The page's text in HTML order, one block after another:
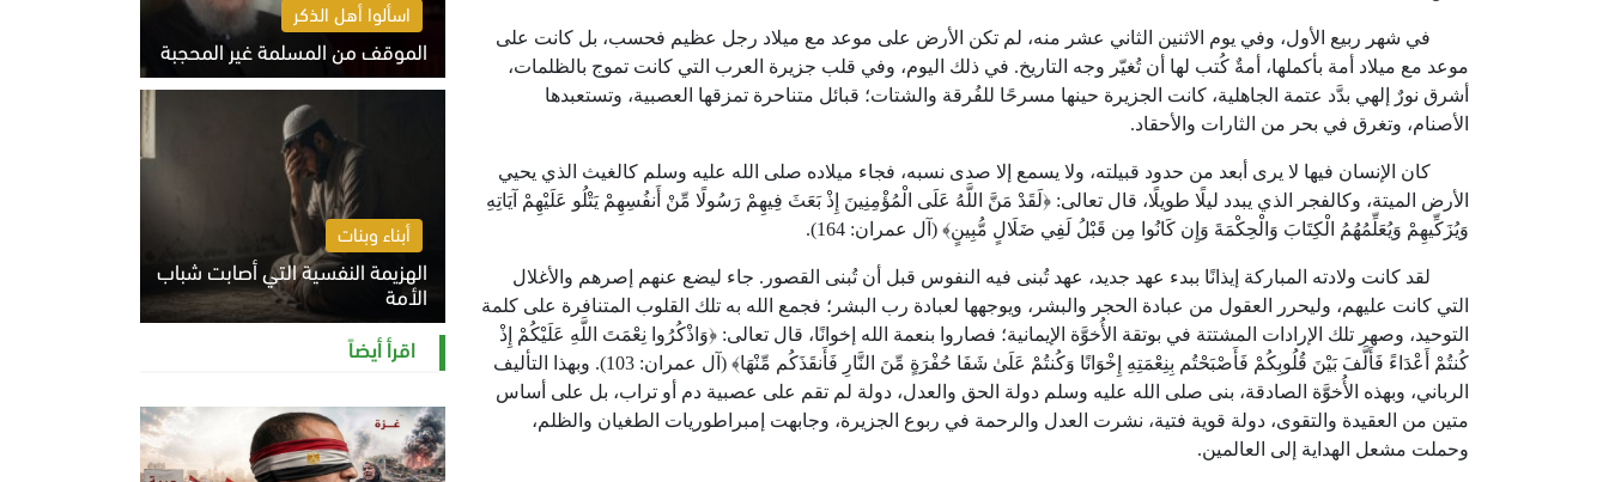
في شهر ربيع الأول، وفي يوم الاثنين الثاني عشر منه، لم تكن الأرض على موعد مع ميلاد رجل عظيم فحسب، بل كانت على
موعد مع ميلاد أمة بأكملها، أمةٌ كُتب لها أن تُغيّر وجه التاريخ. في ذلك اليوم، وفي قلب جزيرة العرب التي كانت تموج بالظلمات،
أشرق نورٌ إلهي بدَّد عتمة الجاهلية، كانت الجزيرة حينها مسرحًا للفُرقة والشتات؛ قبائل متناحرة تمزقها العصبية، وتستعبدها
الأصنام، وتغرق في بحر من الثارات والأحقاد.
كان الإنسان فيها لا يرى أبعد من حدود قبيلته، ولا يسمع إلا صدى نسبه، فجاء ميلاده صلى الله عليه وسلم كالغيث الذي يحيي
الأرض الميتة، وكالفجر الذي يبدد ليلًا طويلًا، قال تعالى: ﴿لَقَدْ مَنَّ اللَّهُ عَلَى الْمُؤْمِنِينَ إِذْ بَعَثَ فِيهِمْ رَسُولًا مِّنْ أَنفُسِهِمْ يَتْلُو عَلَيْهِمْ آيَاتِهِ
وَيُزَكِّيهِمْ وَيُعَلِّمُهُمُ الْكِتَابَ وَالْحِكْمَةَ وَإِن كَانُوا مِن قَبْلُ لَفِي ضَلَالٍ مُّبِينٍ﴾ (آل عمران: 164
).
لقد كانت ولادته المباركة إيذانًا ببدء عهد جديد، عهد تُبنى فيه النفوس قبل أن تُبنى القصور. جاء ليضع عنهم إصرهم والأغلال
التي كانت عليهم، وليحرر العقول من عبادة الحجر والبشر، ويوجهها لعبادة رب البشر؛ فجمع الله به تلك القلوب المتنافرة على كلمة
التوحيد، وصهر تلك الإرادات المشتتة في بوتقة الأُخوَّة الإيمانية؛ فصاروا بنعمة الله إخوانًا، قال تعالى: ﴿وَاذْكُرُوا نِعْمَتَ اللَّهِ عَلَيْكُمْ إِذْ
كُنتُمْ أَعْدَاءً فَأَلَّفَ بَيْنَ قُلُوبِكُمْ فَأَصْبَحْتُم بِنِعْمَتِهِ إِخْوَانًا وَكُنتُمْ عَلَىٰ شَفَا حُفْرَةٍ مِّنَ النَّارِ فَأَنقَذَكُم مِّنْهَا﴾ (آل عمران: 103). وبهذا التأليف
الرباني، وبهذه الأُخوَّة الصادقة، بنى صلى الله عليه وسلم دولة الحق والعدل، دولة لم تقم على عصبية دم أو تراب، بل على أساس
متين من العقيدة والتقوى، دولة قوية فتية، نشرت العدل والرحمة في ربوع الجزيرة، وجابهت إمبراطوريات الطغيان والظلم،
وحملت مشعل الهداية إلى العالمين.
اسألوا أهل الذكر
الموقف من المسلمة غير المحجبة
الخميس 6 أغسطس 2026 10:45 ص
أبناء وبنات
الهزيمة النفسية التي أصابت شباب
الأمة
الخميس 6 أغسطس 2026 11:12 ص
اقرأ أيضاً